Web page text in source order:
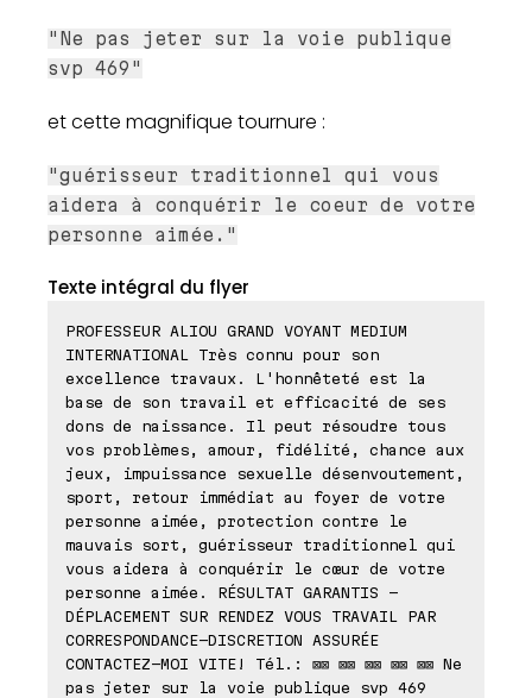
"Ne pas jeter sur la voie publique
svp 469"
et cette magnifique tournure :
"guérisseur traditionnel qui vous
aidera à conquérir le coeur de votre
personne aimée."
Texte intégral du flyer
PROFESSEUR ALIOU GRAND VOYANT MEDIUM
INTERNATIONAL Très connu pour son
excellence travaux. L'honnêteté est la
base de son travail et efficacité de ses
dons de naissance. Il peut résoudre tous
vos problèmes, amour, fidélité, chance aux
jeux, impuissance sexuelle désenvoutement,
sport, retour immédiat au foyer de votre
personne aimée, protection contre le
mauvais sort, guérisseur traditionnel qui
vous aidera à conquérir le cœur de votre
personne aimée. RÉSULTAT GARANTIS -
DÉPLACEMENT SUR RENDEZ VOUS TRAVAIL PAR
CORRESPONDANCE-DISCRETION ASSURÉE
CONTACTEZ-MOI VITE! Tél.: ⊠⊠ ⊠⊠ ⊠⊠ ⊠⊠ ⊠⊠ Ne
pas jeter sur la voie publique svp 469